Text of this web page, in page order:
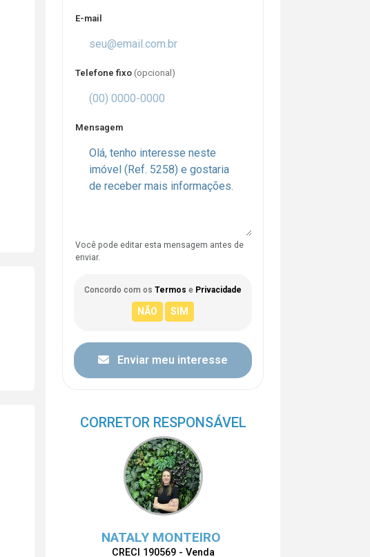
E-mail
Telefone fixo (opcional)
Mensagem
Você pode editar esta mensagem antes de
enviar.
Concordo com os Termos e Privacidade
Enviar meu interesse
CORRETOR RESPONSÁVEL
NATALY MONTEIRO
CRECI 190569 - Venda